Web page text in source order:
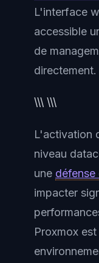
L'interface
accessible
de
directement.
\\\ \\\
L'activation
niveau
une défense
impacter
Proxmox